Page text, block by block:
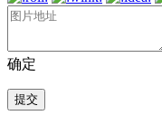
确定
提交